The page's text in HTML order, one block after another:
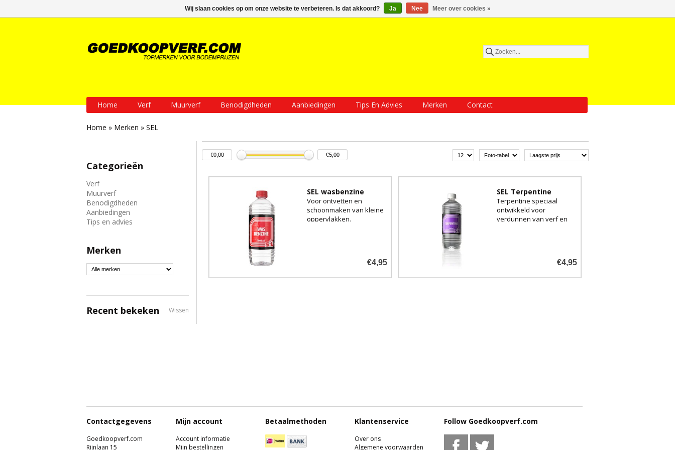
Inloggen Een account aanmaken Mijn winkelwagen €0,00
Home Verf Muurverf Benodigdheden Aanbiedingen Tips En Advies Merken Contact
Home » Merken » SEL
Categorieën
Verf
Muurverf
Benodigdheden
Aanbiedingen
Tips en advies
Merken
Recent bekeken Wissen
SEL wasbenzine
Voor ontvetten en
schoonmaken van kleine
oppervlakken.
€4,95
SEL Terpentine
Terpentine speciaal
ontwikkeld voor
verdunnen van verf en
€4,95
Contactgegevens
Goedkoopverf.com
Rijnlaan 15
Mijn account
Account informatie
Mijn bestellingen
Betaalmethoden Klantenservice
Over ons
Algemene voorwaarden
Follow Goedkoopverf.com
Wij slaan cookies op om onze website te verbeteren. Is dat akkoord? Ja Nee Meer over cookies »